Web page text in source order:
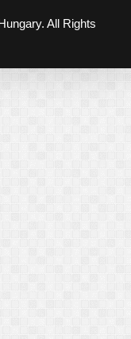
All Rights